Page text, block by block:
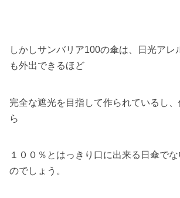
しかしサンバリア100の傘は、日光アレ
も外出できるほど
完全な遮光を目指して作られているし
ら
１００％とはっきり口に出来る日傘で
のでしょう。